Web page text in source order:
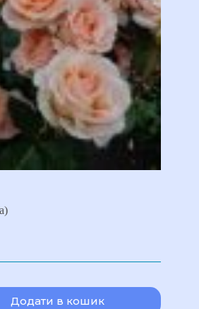
Додати в кошик